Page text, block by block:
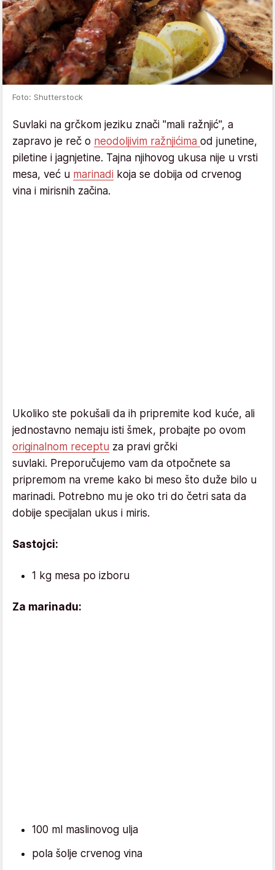
Foto: Shutterstock
Suvlaki na grčkom jeziku znači "mali ražnjić", a
zapravo je reč o neodoljivim ražnjićima od junetine,
piletine i jagnjetine. Tajna njihovog ukusa nije u vrsti
mesa, već u marinadi koja se dobija od crvenog
vina i mirisnih začina.
Ukoliko ste pokušali da ih pripremite kod kuće, ali
jednostavno nemaju isti šmek, probajte po ovom
originalnom receptu za pravi grčki
suvlaki. Preporučujemo vam da otpočnete sa
pripremom na vreme kako bi meso što duže bilo u
marinadi. Potrebno mu je oko tri do četri sata da
dobije specijalan ukus i miris.
Sastojci:
1 kg mesa po izboru
Za marinadu:
100 ml maslinovog ulja
pola šolje crvenog vina